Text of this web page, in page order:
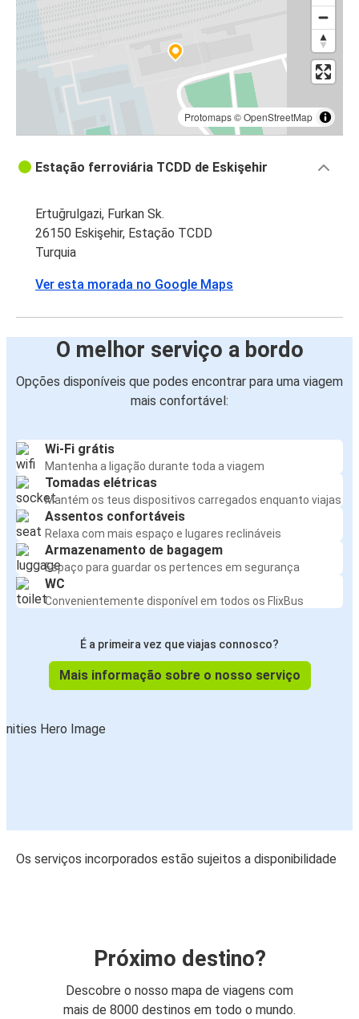
Protomaps©OpenStreetMap
Estação ferroviária TCDD de Eskişehir
Ertuğrulgazi, Furkan Sk.
26150 Eskişehir, Estação TCDD
Turquia
Ver esta morada no Google Maps
O melhor serviço a bordo
Opções disponíveis que podes encontrar para uma viagem
mais confortável:
Wi-Fi grátis
Mantenha a ligação durante toda a viagem
Tomadas elétricas
Mantém os teus dispositivos carregados enquanto viajas
Assentos confortáveis
Relaxa com mais espaço e lugares reclináveis
Armazenamento de bagagem
Espaço para guardar os pertences em segurança
WC
Convenientemente disponível em todos os FlixBus
É a primeira vez que viajas connosco?
Mais informação sobre o nosso serviço
Os serviços incorporados estão sujeitos a disponibilidade
Próximo destino?
Descobre o nosso mapa de viagens com
mais de 8000 destinos em todo o mundo.